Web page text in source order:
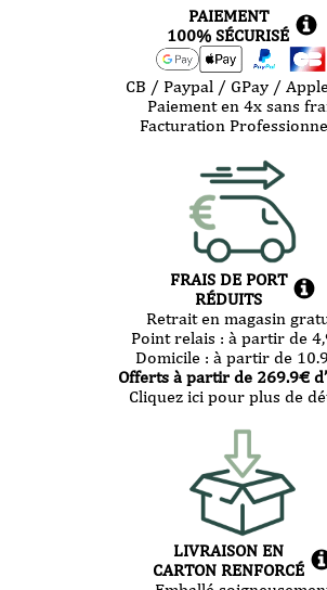
PAIEMENT
100% SÉCURISÉ
CB / Paypal / GPay /
Paiement en 4x sans
Facturation
FRAIS DE PORT
RÉDUITS
Retrait en magasin
Point relais : à partir de
Domicile : à partir de
Offerts à partir de 269.9€
Cliquez ici pour plus de
LIVRAISON EN
CARTON RENFORCÉ